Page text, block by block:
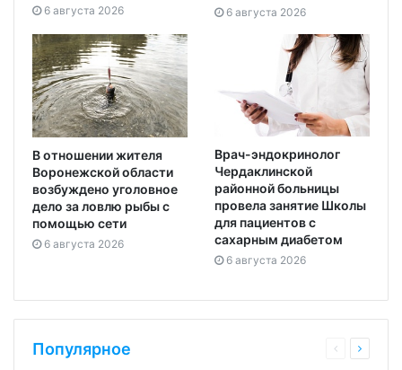
6 августа 2026 6 августа 2026
В отношении жителя
Воронежской области
возбуждено уголовное
дело за ловлю рыбы с
помощью сети
6 августа 2026
Врач-эндокринолог
Чердаклинской
районной больницы
провела занятие Школы
для пациентов с
сахарным диабетом
6 августа 2026
Популярное